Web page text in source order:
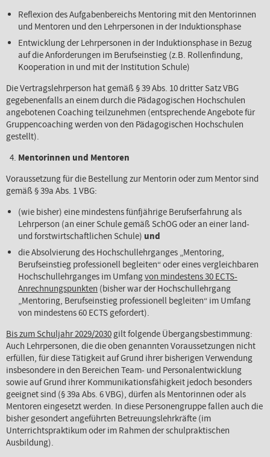
Reflexion des Aufgabenbereichs Mentoring mit den Mentorinnen
und Mentoren und den Lehrpersonen in der Induktionsphase
Entwicklung der Lehrpersonen in der Induktionsphase in Bezug
auf die Anforderungen im Berufseinstieg (z.B. Rollenfindung,
Kooperation in und mit der Institution Schule)
Die Vertragslehrperson hat gemäß § 39 Abs. 10 dritter Satz VBG
gegebenenfalls an einem durch die Pädagogischen Hochschulen
angebotenen Coaching teilzunehmen (entsprechende Angebote für
Gruppencoaching werden von den Pädagogischen Hochschulen
gestellt).
Mentorinnen und Mentoren
Voraussetzung für die Bestellung zur Mentorin oder zum Mentor sind
gemäß § 39a Abs. 1 VBG:
(wie bisher) eine mindestens fünfjährige Berufserfahrung als
Lehrperson (an einer Schule gemäß SchOG oder an einer land-
und forstwirtschaftlichen Schule) und
die Absolvierung des Hochschullehrganges „Mentoring,
Berufseinstieg professionell begleiten“ oder eines vergleichbaren
Hochschullehrganges im Umfangvon mindestens 30 ECTS-
Anrechnungspunkten (bisher war der Hochschullehrgang
„Mentoring, Berufseinstieg professionell begleiten“ im Umfang
von mindestens 60 ECTS gefordert).
Bis zum Schuljahr 2029/2030gilt folgende Übergangsbestimmung:
Auch Lehrpersonen, die die oben genannten Voraussetzungen nicht
erfüllen, für diese Tätigkeit auf Grund ihrer bisherigen Verwendung
insbesondere in den Bereichen Team- und Personalentwicklung
sowie auf Grund ihrer Kommunikationsfähigkeit jedoch besonders
geeignet sind (§ 39a Abs. 6 VBG), dürfen als Mentorinnen oder als
Mentoren eingesetzt werden. In diese Personengruppe fallen auch die
bisher gesondert angeführten Betreuungslehrkräfte (im
Unterrichtspraktikum oder im Rahmen der schulpraktischen
Ausbildung).